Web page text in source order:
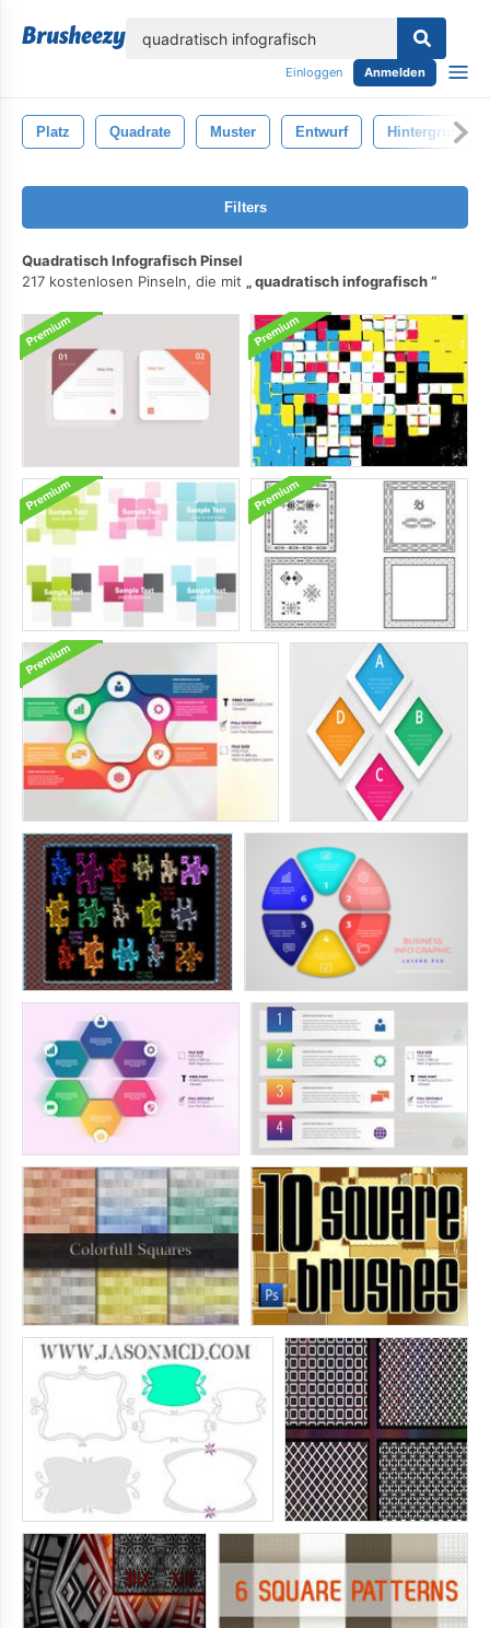
Einloggen Anmelden
Platz Quadrate Muster Entwurf Hintergrund
Filters
Quadratisch Infografisch Pinsel
217 kostenlosen Pinseln, die mit
quadratisch infografisch